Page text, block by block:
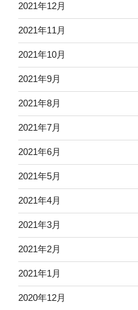
2021年12月
2021年11月
2021年10月
2021年9月
2021年8月
2021年7月
2021年6月
2021年5月
2021年4月
2021年3月
2021年2月
2021年1月
2020年12月